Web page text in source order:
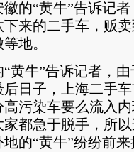
的“黄牛”告诉记
下来的二手车，贩
地。
牛”告诉记者，由
日子，上海二手
高污染车要么流入
都急于脱手，所
的“黄牛”纷纷前